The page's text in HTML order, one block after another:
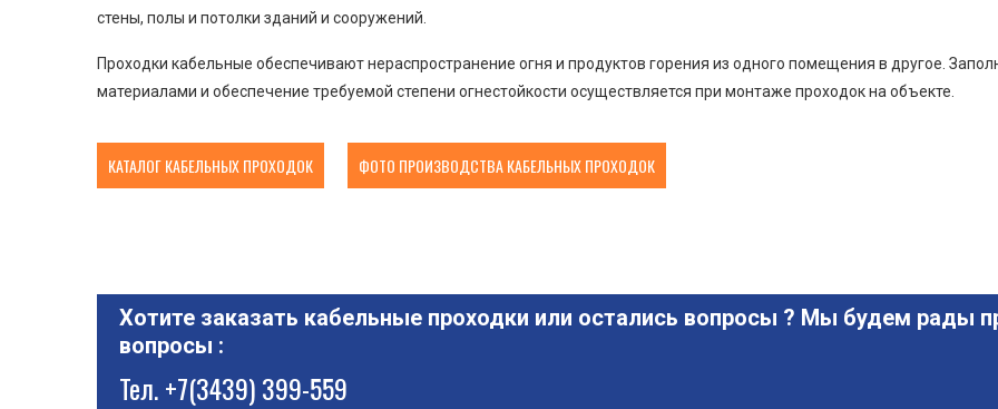
стены, полы и потолки зданий и сооружений.
Проходки кабельные обеспечивают нераспространение огня и продуктов горения из одного помещения в другое.
материалами и обеспечение требуемой степени огнестойкости осуществляется при монтаже проходок на объекте.
КАТАЛОГ КАБЕЛЬНЫХ ПРОХОДОК ФОТО ПРОИЗВОДСТВА КАБЕЛЬНЫХ ПРОХОДОК
Хотите заказать кабельные проходки или остались вопросы ? Мы будем рады
вопросы :
Тел.+7(3439) 399-559